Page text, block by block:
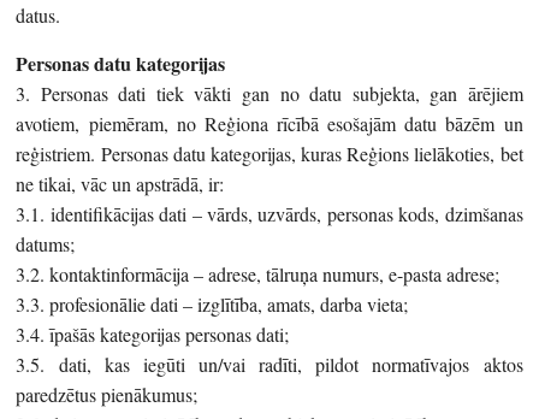
datus.
Personas datu kategorijas
3. Personas dati tiek vākti gan no datu subjekta, gan ārējiem
avotiem, piemēram, no Reģiona rīcībā esošajām datu bāzēm un
reģistriem. Personas datu kategorijas, kuras Reģions lielākoties, bet
ne tikai, vāc un apstrādā, ir:
3.1. identifikācijas dati – vārds, uzvārds, personas kods, dzimšanas
datums;
3.2. kontaktinformācija – adrese, tālruņa numurs, e-pasta adrese;
3.3. profesionālie dati – izglītība, amats, darba vieta;
3.4. īpašās kategorijas personas dati;
3.5. dati, kas iegūti un/vai radīti, pildot normatīvajos aktos
paredzētus pienākumus;